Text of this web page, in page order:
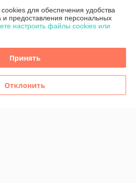
корзину
12.02.2026
для обеспечения удобства
и предоставления персональных
настроить файлы cookies или
Принять
Отклонить